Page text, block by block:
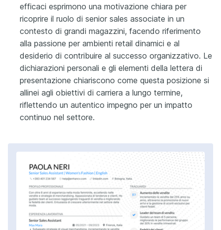
efficaci esprimono una motivazione chiara per
ricoprire il ruolo di senior sales associate in un
contesto di grandi magazzini, facendo riferimento
alla passione per ambienti retail dinamici e al
desiderio di contribuire al successo organizzativo. Le
dichiarazioni personali e gli elementi della lettera di
presentazione chiariscono come questa posizione si
allinei agli obiettivi di carriera a lungo termine,
riflettendo un autentico impegno per un impatto
continuo nel settore.